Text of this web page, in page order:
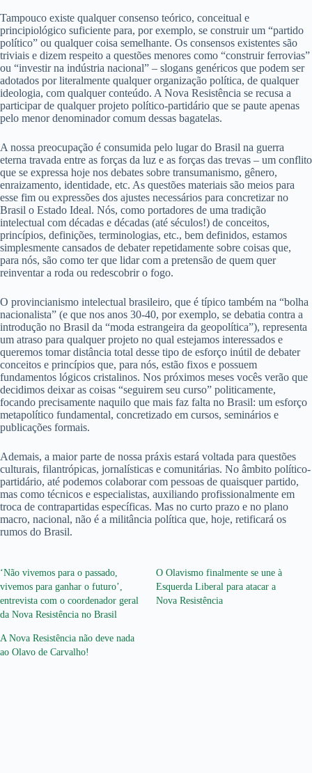
Tampouco existe qualquer consenso teórico, conceitual e
principiológico suficiente para, por exemplo, se construir um “partido
político” ou qualquer coisa semelhante. Os consensos existentes são
triviais e dizem respeito a questões menores como “construir ferrovias”
ou “investir na indústria nacional” – slogans genéricos que podem ser
adotados por literalmente qualquer organização política, de qualquer
ideologia, com qualquer conteúdo. A Nova Resistência se recusa a
participar de qualquer projeto político-partidário que se paute apenas
pelo menor denominador comum dessas bagatelas.
A nossa preocupação é consumida pelo lugar do Brasil na guerra
eterna travada entre as forças da luz e as forças das trevas – um conflito
que se expressa hoje nos debates sobre transumanismo, gênero,
enraizamento, identidade, etc. As questões materiais são meios para
esse fim ou expressões dos ajustes necessários para concretizar no
Brasil o Estado Ideal. Nós, como portadores de uma tradição
intelectual com décadas e décadas (até séculos!) de conceitos,
princípios, definições, terminologias, etc., bem definidos, estamos
simplesmente cansados de debater repetidamente sobre coisas que,
para nós, são como ter que lidar com a pretensão de quem quer
reinventar a roda ou redescobrir o fogo.
O provincianismo intelectual brasileiro, que é típico também na “bolha
nacionalista” (e que nos anos 30-40, por exemplo, se debatia contra a
introdução no Brasil da “moda estrangeira da geopolítica”), representa
um atraso para qualquer projeto no qual estejamos interessados e
queremos tomar distância total desse tipo de esforço inútil de debater
conceitos e princípios que, para nós, estão fixos e possuem
fundamentos lógicos cristalinos. Nos próximos meses vocês verão que
decidimos deixar as coisas “seguirem seu curso” politicamente,
focando precisamente naquilo que mais faz falta no Brasil: um esforço
metapolítico fundamental, concretizado em cursos, seminários e
publicações formais.
Ademais, a maior parte de nossa práxis estará voltada para questões
culturais, filantrópicas, jornalísticas e comunitárias. No âmbito político-
partidário, até podemos colaborar com pessoas de quaisquer partido,
mas como técnicos e especialistas, auxiliando profissionalmente em
troca de contrapartidas específicas. Mas no curto prazo e no plano
macro, nacional, não é a militância política que, hoje, retificará os
rumos do Brasil.
‘Não vivemos para o passado,
vivemos para ganhar o futuro’,
entrevista com o coordenador geral
da Nova Resistência no Brasil
O Olavismo finalmente se une à
Esquerda Liberal para atacar a
Nova Resistência
A Nova Resistência não deve nada
ao Olavo de Carvalho!